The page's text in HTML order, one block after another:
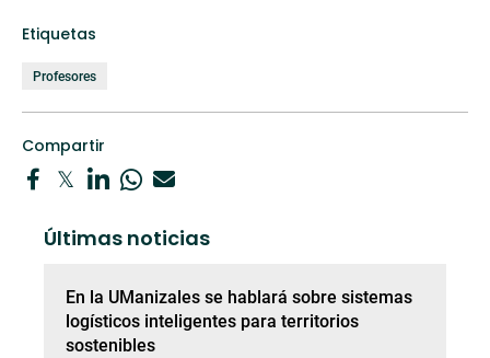
Etiquetas
Profesores
Compartir
Últimas noticias
En la UManizales se hablará sobre sistemas
logísticos inteligentes para territorios
sostenibles